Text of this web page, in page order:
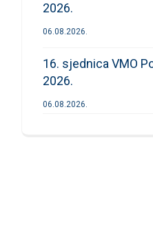
2026.
06.08.2026.
16. sjednica VMO
2026.
06.08.2026.